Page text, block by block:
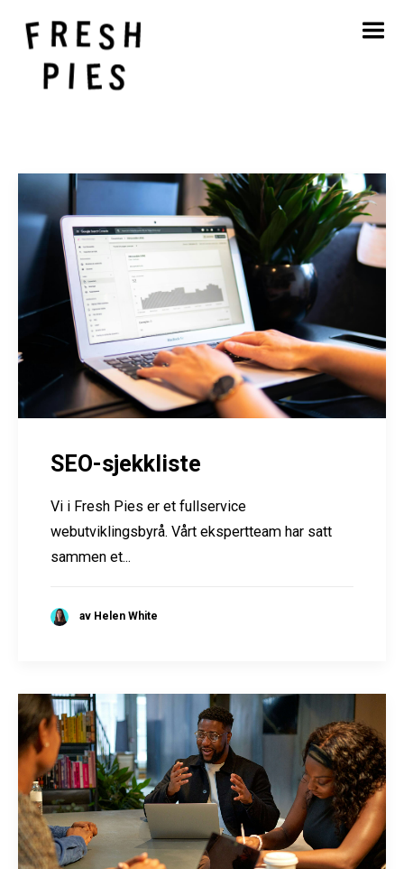
Hjem
Kontakt
SEO-sjekkliste
Vi i Fresh Pies er et fullservice
webutviklingsbyrå. Vårt ekspertteam har satt
sammen et...
av Helen White